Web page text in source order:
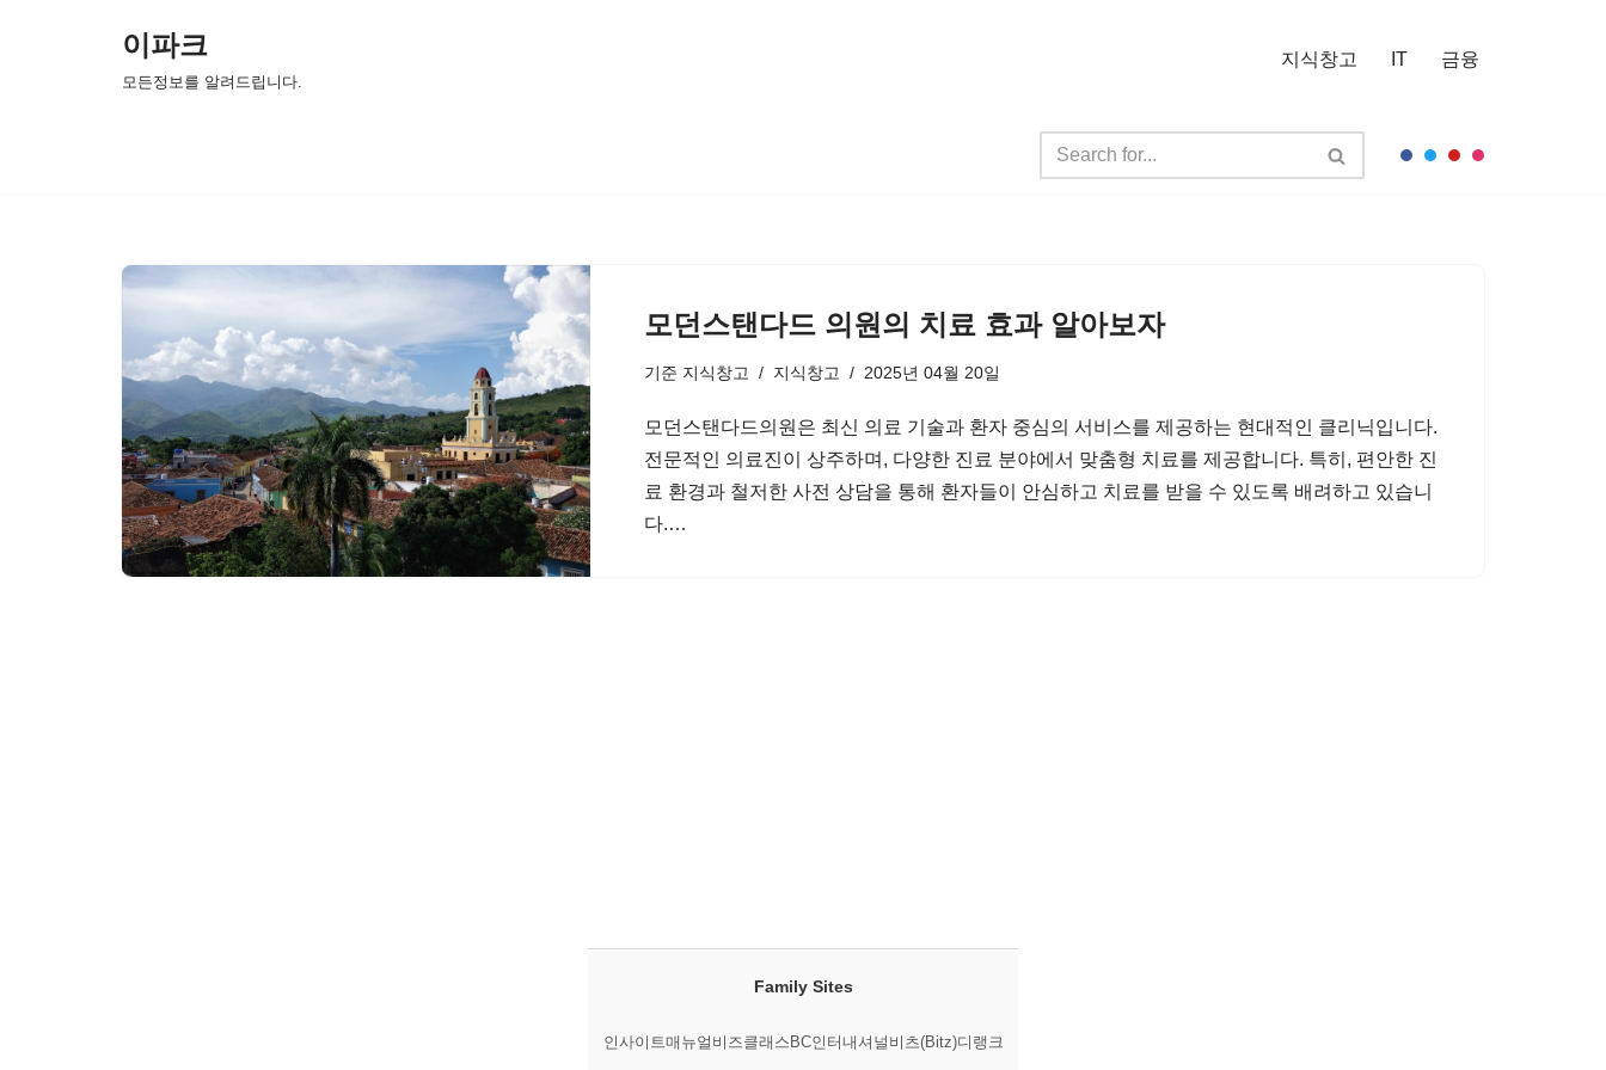
이파크
모든정보를 알려드립니다.
지식창고 IT 금융
모던스탠다드 의원의 치료 효과 알아보자
기준 지식창고 지식창고 2025년 04월 20일
모던스탠다드의원은 최신 의료 기술과 환자 중심의 서비스를 제공하는 현대적인 클리닉입니다.
전문적인 의료진이 상주하며, 다양한 진료 분야에서 맞춤형 치료를 제공합니다. 특히, 편안한 진
료 환경과 철저한 사전 상담을 통해 환자들이 안심하고 치료를 받을 수 있도록 배려하고 있습니
다.…
Family Sites
인사이트매뉴얼 비즈클래스 BC인터내셔널 비츠(Bitz)디랭크